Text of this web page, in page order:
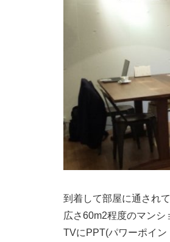
到着して部屋に通され
広さ60m2程度のマン
TVにPPT(パワーポイン